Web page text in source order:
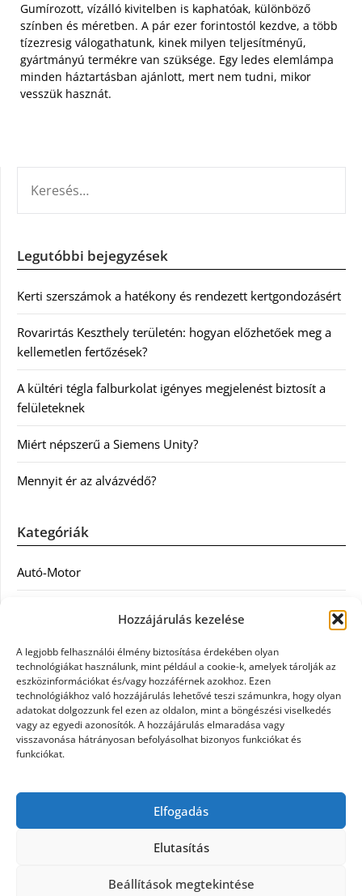
Hozzájárulás kezelése
A legjobb felhasználói élmény biztosítása érdekében olyan
technológiákat használunk, mint például a cookie-k, amelyek tárolják az
eszközinformációkat és/vagy hozzáférnek azokhoz. Ezen
technológiákhoz való hozzájárulás lehetővé teszi számunkra, hogy olyan
adatokat dolgozzunk fel ezen az oldalon, mint a böngészési viselkedés
vagy az egyedi azonosítók. A hozzájárulás elmaradása vagy
visszavonása hátrányosan befolyásolhat bizonyos funkciókat és
funkciókat.
Elfogadás
Elutasítás
Beállítások megtekintése
Gumírozott, vízálló kivitelben is kaphatóak, különböző
színben és méretben. A pár ezer forintostól kezdve, a több
tízezresig válogathatunk, kinek milyen teljesítményű,
gyártmányú termékre van szüksége. Egy ledes elemlámpa
minden háztartásban ajánlott, mert nem tudni, mikor
vesszük hasznát.
Legutóbbi bejegyzések
Kerti szerszámok a hatékony és rendezett kertgondozásért
Rovarirtás Keszthely területén: hogyan előzhetőek meg a
kellemetlen fertőzések?
A kültéri tégla falburkolat igényes megjelenést biztosít a
felületeknek
Miért népszerű a Siemens Unity?
Mennyit ér az alvázvédő?
Kategóriák
Autó-Motor
Egészség
Egyéb
Étel
Szolgáltatás
Vásárlás
Webáruház